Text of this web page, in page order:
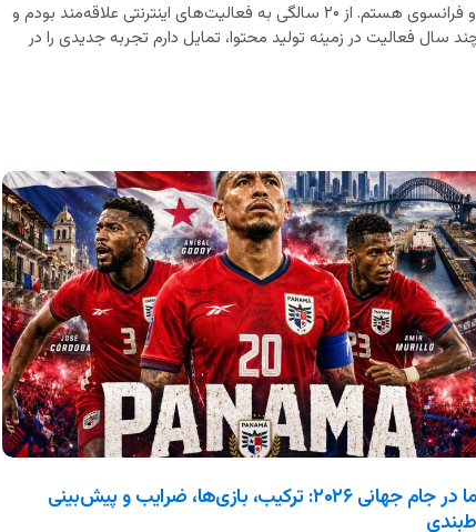
متخصص تولید محتوا و مترجم زبان‌های انگلیسی، اسپانیایی و فرانسوی هستم. از ۲۰ سالگی به فعالیت‌های اینترنتی علاقه‌مند بودم و
سال فعالیت در زمینه تولید محتوا، تمایل دارم تجربه جدیدی را در
پاناما در جام جهانی ۲۰۲۶: ترکیب، بازی‌ها، ضرایب و پیش‌بینی